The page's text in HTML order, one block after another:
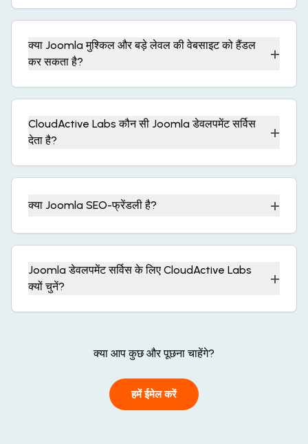
क्या Joomla मुश्किल और बड़े लेवल की वेबसाइट को हैंडल
कर सकता है?
+
CloudActive Labs कौन सी Joomla डेवलपमेंट सर्विस
देता है?
+
क्या Joomla SEO-फ्रेंडली है? +
Joomla डेवलपमेंट सर्विस के लिए CloudActive Labs
क्यों चुनें?
+
क्या आप कुछ और पूछना चाहेंगे?
हमें ईमेल करें